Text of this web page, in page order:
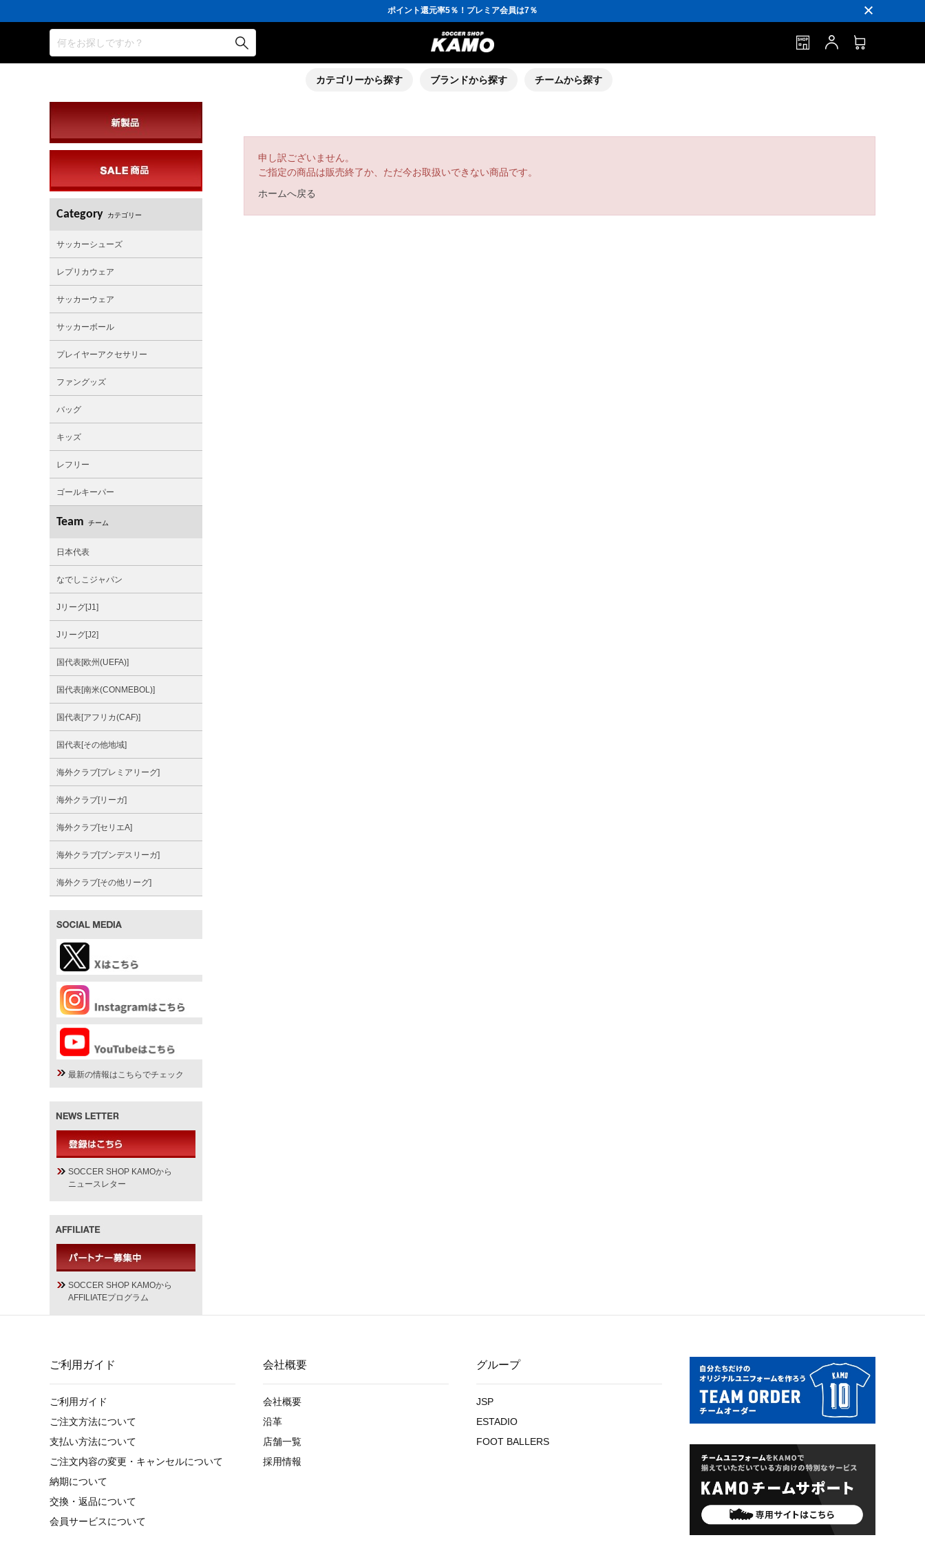
ポイント還元率5％！プレミア会員は7％
会員の方にはお誕生月に「10％OFFクーポン」プレゼント！
16,000円(税込)以上でシューズケースプレゼント！
3,300円(税込)以上で送料無料！
ポイント還元率5％！プレミア会員は7％
会員の方にはお誕生月に「10％OFFクーポン」プレゼント！
何をお探しですか？
カテゴリーから探す ブランドから探す チームから探す
Category カテゴリー
サッカーシューズ
レプリカウェア
サッカーウェア
サッカーボール
プレイヤーアクセサリー
ファングッズ
バッグ
キッズ
レフリー
ゴールキーパー
Team チーム
日本代表
なでしこジャパン
Jリーグ[J1]
Jリーグ[J2]
国代表[欧州(UEFA)]
国代表[南米(CONMEBOL)]
国代表[アフリカ(CAF)]
国代表[その他地域]
海外クラブ[プレミアリーグ]
海外クラブ[リーガ]
海外クラブ[セリエA]
海外クラブ[ブンデスリーガ]
海外クラブ[その他リーグ]
最新の情報はこちらでチェック
SOCCER SHOP KAMOから
ニュースレター
SOCCER SHOP KAMOから
AFFILIATEプログラム
申し訳ございません。
ご指定の商品は販売終了か、ただ今お取扱いできない商品です。
ホームへ戻る
ご利用ガイド
ご利用ガイド
ご注文方法について
支払い方法について
ご注文内容の変更・キャンセルについて
納期について
交換・返品について
会員サービスについて
会社概要
会社概要
沿革
店舗一覧
採用情報
グループ
JSP
ESTADIO
FOOT BALLERS